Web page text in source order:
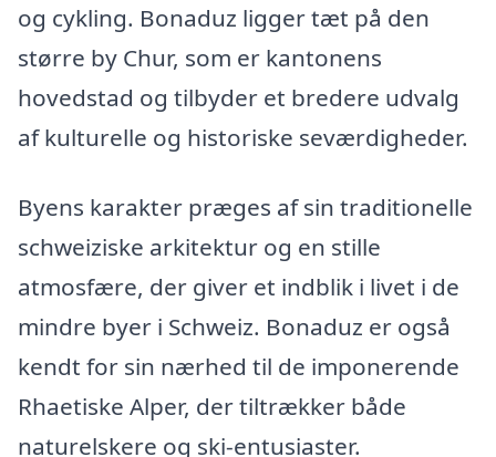
og cykling. Bonaduz ligger tæt på den
større by Chur, som er kantonens
hovedstad og tilbyder et bredere udvalg
af kulturelle og historiske seværdigheder.
Byens karakter præges af sin traditionelle
schweiziske arkitektur og en stille
atmosfære, der giver et indblik i livet i de
mindre byer i Schweiz. Bonaduz er også
kendt for sin nærhed til de imponerende
Rhaetiske Alper, der tiltrækker både
naturelskere og ski-entusiaster.